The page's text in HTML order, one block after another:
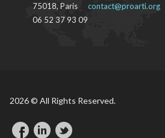
75018, Paris
06 52 37 93 09
contact@proarti.org
2026 © All Rights Reserved.